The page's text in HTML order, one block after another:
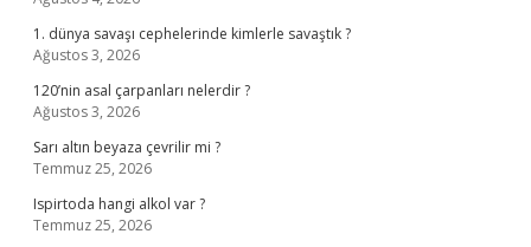
1. dünya savaşı cephelerinde kimlerle savaştık ?
Ağustos 3, 2026
120’nin asal çarpanları nelerdir ?
Ağustos 3, 2026
Sarı altın beyaza çevrilir mi ?
Temmuz 25, 2026
Ispirtoda hangi alkol var ?
Temmuz 25, 2026